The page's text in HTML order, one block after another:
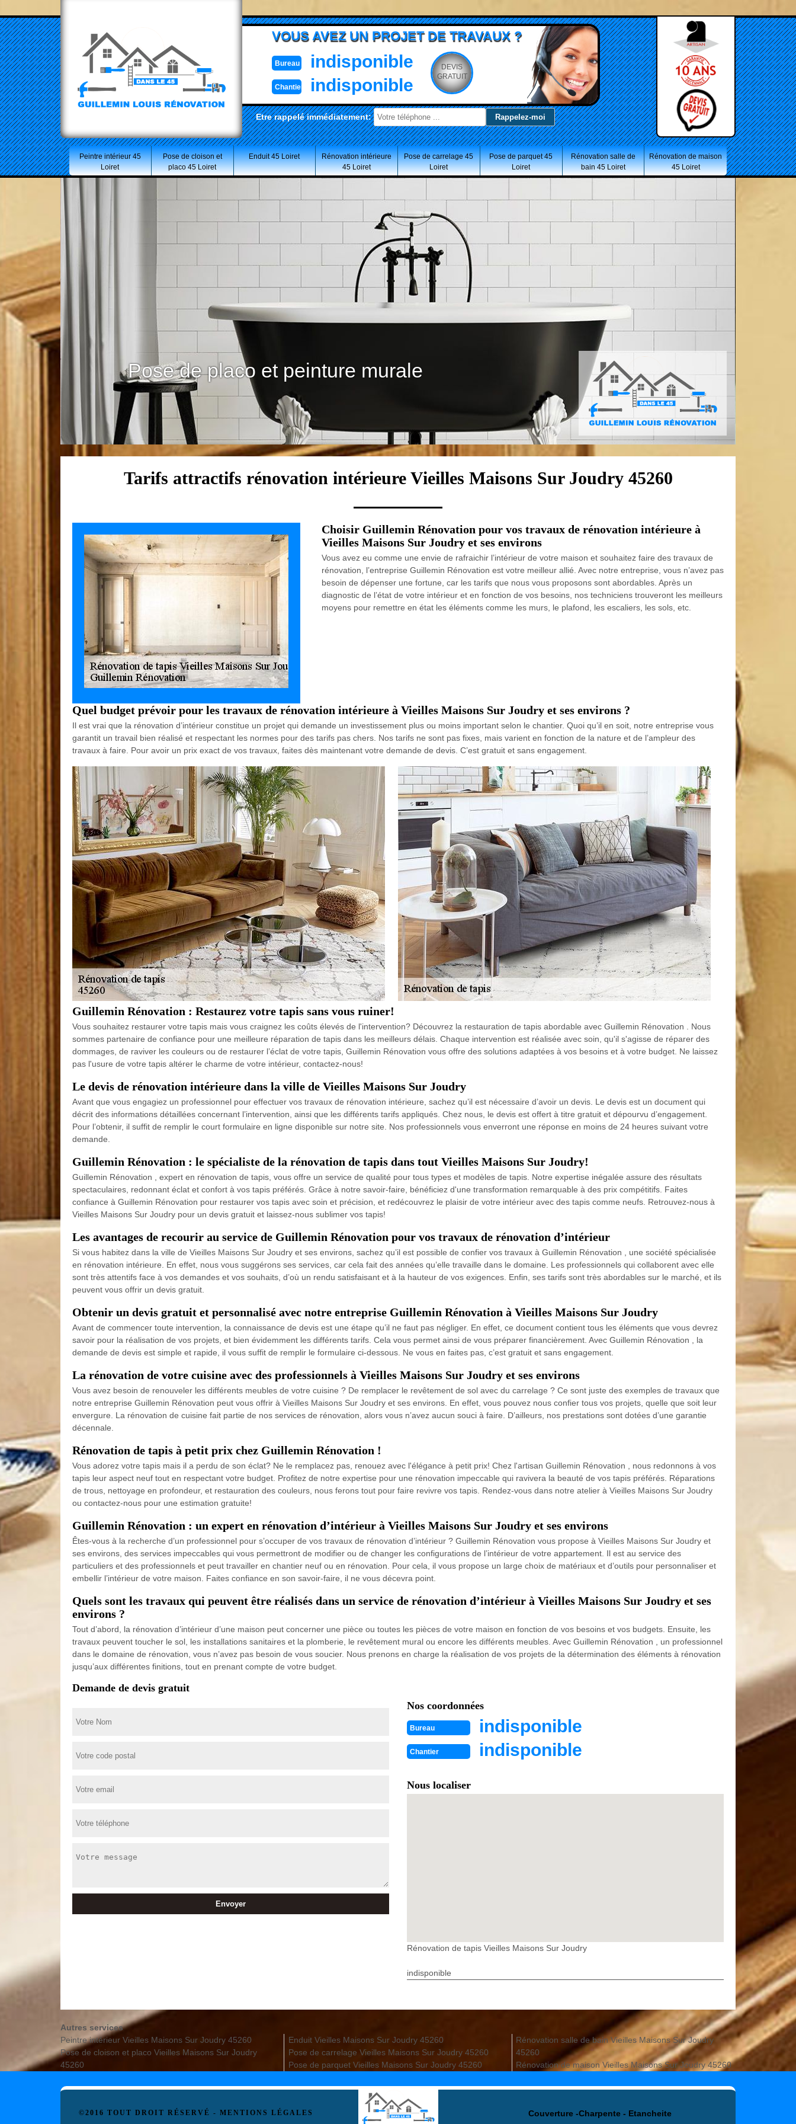
VOUS AVEZ UN PROJET DE TRAVAUX ?
Bureau indisponible
Chantier indisponible
DEVIS
GRATUIT
Etre rappelé immédiatement:
Peintre intérieur 45
Loiret
Pose de cloison et
placo 45 Loiret
Enduit 45 Loiret
Rénovation intérieure
45 Loiret
Pose de carrelage 45
Loiret
Pose de parquet 45
Loiret
Rénovation salle de
bain 45 Loiret
Rénovation de maison
45 Loiret
Pose de placo et peinture murale
Tarifs attractifs rénovation intérieure Vieilles Maisons Sur Joudry 45260
Choisir Guillemin Rénovation pour vos travaux de rénovation intérieure à
Vieilles Maisons Sur Joudry et ses environs
Vous avez eu comme une envie de rafraichir l’intérieur de votre maison et souhaitez faire des travaux de
rénovation, l’entreprise Guillemin Rénovation est votre meilleur allié. Avec notre entreprise, vous n’avez pas
besoin de dépenser une fortune, car les tarifs que nous vous proposons sont abordables. Après un
diagnostic de l’état de votre intérieur et en fonction de vos besoins, nos techniciens trouveront les meilleurs
moyens pour remettre en état les éléments comme les murs, le plafond, les escaliers, les sols, etc.
Quel budget prévoir pour les travaux de rénovation intérieure à Vieilles Maisons Sur Joudry et ses environs ?
Il est vrai que la rénovation d’intérieur constitue un projet qui demande un investissement plus ou moins important selon le chantier. Quoi qu’il en soit, notre entreprise vous
garantit un travail bien réalisé et respectant les normes pour des tarifs pas chers. Nos tarifs ne sont pas fixes, mais varient en fonction de la nature et de l’ampleur des
travaux à faire. Pour avoir un prix exact de vos travaux, faites dès maintenant votre demande de devis. C’est gratuit et sans engagement.
Guillemin Rénovation : Restaurez votre tapis sans vous ruiner!
Vous souhaitez restaurer votre tapis mais vous craignez les coûts élevés de l'intervention? Découvrez la restauration de tapis abordable avec Guillemin Rénovation . Nous
sommes partenaire de confiance pour une meilleure réparation de tapis dans les meilleurs délais. Chaque intervention est réalisée avec soin, qu'il s'agisse de réparer des
dommages, de raviver les couleurs ou de restaurer l’éclat de votre tapis, Guillemin Rénovation vous offre des solutions adaptées à vos besoins et à votre budget. Ne laissez
pas l'usure de votre tapis altérer le charme de votre intérieur, contactez-nous!
Le devis de rénovation intérieure dans la ville de Vieilles Maisons Sur Joudry
Avant que vous engagiez un professionnel pour effectuer vos travaux de rénovation intérieure, sachez qu’il est nécessaire d’avoir un devis. Le devis est un document qui
décrit des informations détaillées concernant l’intervention, ainsi que les différents tarifs appliqués. Chez nous, le devis est offert à titre gratuit et dépourvu d’engagement.
Pour l’obtenir, il suffit de remplir le court formulaire en ligne disponible sur notre site. Nos professionnels vous enverront une réponse en moins de 24 heures suivant votre
demande.
Guillemin Rénovation : le spécialiste de la rénovation de tapis dans tout Vieilles Maisons Sur Joudry!
Guillemin Rénovation , expert en rénovation de tapis, vous offre un service de qualité pour tous types et modèles de tapis. Notre expertise inégalée assure des résultats
spectaculaires, redonnant éclat et confort à vos tapis préférés. Grâce à notre savoir-faire, bénéficiez d'une transformation remarquable à des prix compétitifs. Faites
confiance à Guillemin Rénovation pour restaurer vos tapis avec soin et précision, et redécouvrez le plaisir de votre intérieur avec des tapis comme neufs. Retrouvez-nous à
Vieilles Maisons Sur Joudry pour un devis gratuit et laissez-nous sublimer vos tapis!
Les avantages de recourir au service de Guillemin Rénovation pour vos travaux de rénovation d’intérieur
Si vous habitez dans la ville de Vieilles Maisons Sur Joudry et ses environs, sachez qu’il est possible de confier vos travaux à Guillemin Rénovation , une société spécialisée
en rénovation intérieure. En effet, nous vous suggérons ses services, car cela fait des années qu’elle travaille dans le domaine. Les professionnels qui collaborent avec elle
sont très attentifs face à vos demandes et vos souhaits, d’où un rendu satisfaisant et à la hauteur de vos exigences. Enfin, ses tarifs sont très abordables sur le marché, et ils
peuvent vous offrir un devis gratuit.
Obtenir un devis gratuit et personnalisé avec notre entreprise Guillemin Rénovation à Vieilles Maisons Sur Joudry
Avant de commencer toute intervention, la connaissance de devis est une étape qu’il ne faut pas négliger. En effet, ce document contient tous les éléments que vous devrez
savoir pour la réalisation de vos projets, et bien évidemment les différents tarifs. Cela vous permet ainsi de vous préparer financièrement. Avec Guillemin Rénovation , la
demande de devis est simple et rapide, il vous suffit de remplir le formulaire ci-dessous. Ne vous en faites pas, c’est gratuit et sans engagement.
La rénovation de votre cuisine avec des professionnels à Vieilles Maisons Sur Joudry et ses environs
Vous avez besoin de renouveler les différents meubles de votre cuisine ? De remplacer le revêtement de sol avec du carrelage ? Ce sont juste des exemples de travaux que
notre entreprise Guillemin Rénovation peut vous offrir à Vieilles Maisons Sur Joudry et ses environs. En effet, vous pouvez nous confier tous vos projets, quelle que soit leur
envergure. La rénovation de cuisine fait partie de nos services de rénovation, alors vous n’avez aucun souci à faire. D’ailleurs, nos prestations sont dotées d’une garantie
décennale.
Rénovation de tapis à petit prix chez Guillemin Rénovation !
Vous adorez votre tapis mais il a perdu de son éclat? Ne le remplacez pas, renouez avec l'élégance à petit prix! Chez l'artisan Guillemin Rénovation , nous redonnons à vos
tapis leur aspect neuf tout en respectant votre budget. Profitez de notre expertise pour une rénovation impeccable qui ravivera la beauté de vos tapis préférés. Réparations
de trous, nettoyage en profondeur, et restauration des couleurs, nous ferons tout pour faire revivre vos tapis. Rendez-vous dans notre atelier à Vieilles Maisons Sur Joudry
ou contactez-nous pour une estimation gratuite!
Guillemin Rénovation : un expert en rénovation d’intérieur à Vieilles Maisons Sur Joudry et ses environs
Êtes-vous à la recherche d’un professionnel pour s’occuper de vos travaux de rénovation d’intérieur ? Guillemin Rénovation vous propose à Vieilles Maisons Sur Joudry et
ses environs, des services impeccables qui vous permettront de modifier ou de changer les configurations de l’intérieur de votre appartement. Il est au service des
particuliers et des professionnels et peut travailler en chantier neuf ou en rénovation. Pour cela, il vous propose un large choix de matériaux et d’outils pour personnaliser et
embellir l’intérieur de votre maison. Faites confiance en son savoir-faire, il ne vous décevra point.
Quels sont les travaux qui peuvent être réalisés dans un service de rénovation d’intérieur à Vieilles Maisons Sur Joudry et ses
environs ?
Tout d’abord, la rénovation d’intérieur d’une maison peut concerner une pièce ou toutes les pièces de votre maison en fonction de vos besoins et vos budgets. Ensuite, les
travaux peuvent toucher le sol, les installations sanitaires et la plomberie, le revêtement mural ou encore les différents meubles. Avec Guillemin Rénovation , un professionnel
dans le domaine de rénovation, vous n’avez pas besoin de vous soucier. Nous prenons en charge la réalisation de vos projets de la détermination des éléments à rénovation
jusqu’aux différentes finitions, tout en prenant compte de votre budget.
Demande de devis gratuit
Nos coordonnées
Bureau indisponible
Chantier indisponible
Nous localiser
Rénovation de tapis Vieilles Maisons Sur Joudry
indisponible
Autres services
Peintre intérieur Vieilles Maisons Sur Joudry 45260
Pose de cloison et placo Vieilles Maisons Sur Joudry
45260
Enduit Vieilles Maisons Sur Joudry 45260
Pose de carrelage Vieilles Maisons Sur Joudry 45260
Pose de parquet Vieilles Maisons Sur Joudry 45260
Rénovation salle de bain Vieilles Maisons Sur Joudry
45260
Rénovation de maison Vieilles Maisons Sur Joudry 45260
©2016 TOUT DROIT RÉSERVÉ - MENTIONS LÉGALES Couverture -Charpente - Etancheite